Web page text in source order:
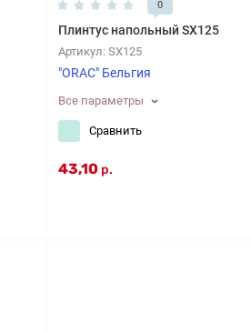
0
Плинтус напольный SX125
Артикул: SX125
"ORAC" Бельгия
Все параметры
Сравнить
43,10 р.